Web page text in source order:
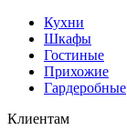
Кухни
Шкафы
Гостиные
Прихожие
Гардеробные
Клиентам